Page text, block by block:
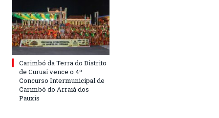
Carimbó da Terra do Distrito
de Curuai vence o 4º
Concurso Intermunicipal de
Carimbó do Arraiá dos
Pauxis